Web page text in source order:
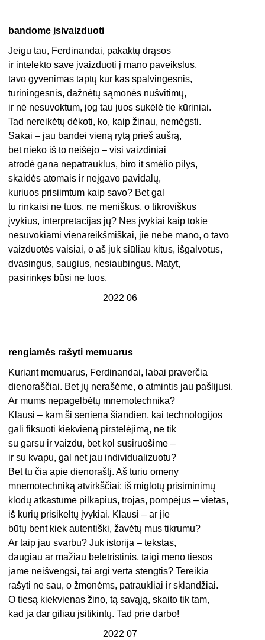
bandome įsivaizduoti
Jeigu tau, Ferdinandai, pakaktų drąsos
ir intelekto save įvaizduoti į mano paveikslus,
tavo gyvenimas taptų kur kas spalvingesnis,
turiningesnis, dažnėtų sąmonės nušvitimų,
ir nė nesuvoktum, jog tau juos sukėlė tie kūriniai.
Tad nereikėtų dėkoti, ko, kaip žinau, nemėgsti.
Sakai – jau bandei vieną rytą prieš aušrą,
bet nieko iš to neišėjo – visi vaizdiniai
atrodė gana nepatrauklūs, biro it smėlio pilys,
skaidės atomais ir neįgavo pavidalų,
kuriuos prisiimtum kaip savo? Bet gal
tu rinkaisi ne tuos, ne meniškus, o tikroviškus
įvykius, interpretacijas jų? Nes įvykiai kaip tokie
nesuvokiami vienareikšmiškai, jie nebe mano, o tavo
vaizduotės vaisiai, o aš juk siūliau kitus, išgalvotus,
dvasingus, saugius, nesiaubingus. Matyt,
pasirinkęs būsi ne tuos.
2022 06
rengiamės rašyti memuarus
Kuriant memuarus, Ferdinandai, labai praverčia
dienoraščiai. Bet jų nerašėme, o atmintis jau pašlijusi.
Ar mums nepagelbėtų mnemotechnika?
Klausi – kam ši seniena šiandien, kai technologijos
gali fiksuoti kiekvieną pirstelėjimą, ne tik
su garsu ir vaizdu, bet kol susiruošime –
ir su kvapu, gal net jau individualizuotu?
Bet tu čia apie dienoraštį. Aš turiu omeny
mnemotechniką atvirkščiai: iš miglotų prisiminimų
klodų atkastume pilkapius, trojas, pompėjus – vietas,
iš kurių prisikeltų įvykiai. Klausi – ar jie
būtų bent kiek autentiški, žavėtų mus tikrumu?
Ar taip jau svarbu? Juk istorija – tekstas,
daugiau ar mažiau beletristinis, taigi meno tiesos
jame neišvengsi, tai argi verta stengtis? Tereikia
rašyti ne sau, o žmonėms, patraukliai ir sklandžiai.
O tiesą kiekvienas žino, tą savąją, skaito tik tam,
kad ja dar giliau įsitikintų. Tad prie darbo!
2022 07